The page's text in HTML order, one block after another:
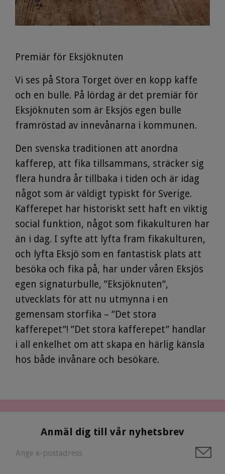
Premiär för Eksjöknuten
Vi ses på Stora Torget över en kopp kaffe
och en bulle. På lördag är det premiär för
Eksjöknuten som är Eksjös egen bulle
framröstad av innevånarna i kommunen.
Den svenska traditionen att anordna
kafferep, att fika tillsammans, sträcker sig
flera hundra år tillbaka i tiden och är idag
något som är väldigt typiskt för Sverige.
Kafferepet har historiskt sett haft en viktig
social funktion, något som fikakulturen har
än i dag. I syfte att lyfta fram fikakulturen,
och lyfta Eksjö som en fantastisk plats att
besöka och fika på, har under våren Eksjös
egen signaturbulle, ”Eksjöknuten”,
utvecklats för att nu utmynna i en
gemensam storfika – ”Det stora
kafferepet”! ”Det stora kafferepet” handlar
i all enkelhet om att skapa en härlig känsla
hos både invånare och besökare.
Anmäl dig till vår nyhetsbrev